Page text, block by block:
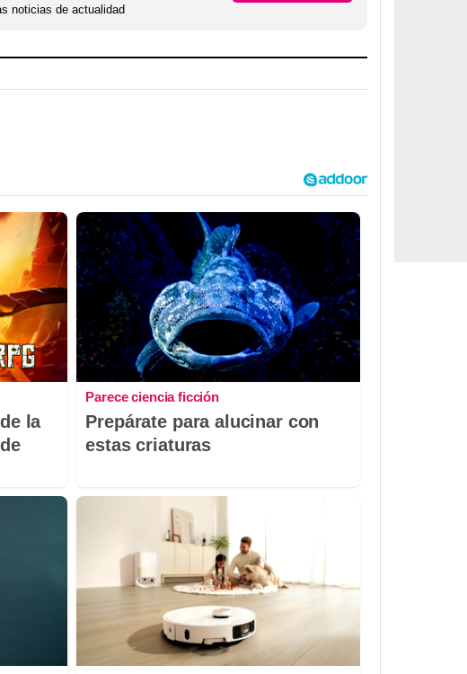
noticias de actualidad
la
Parece ciencia ficción
Prepárate para alucinar con
estas criaturas